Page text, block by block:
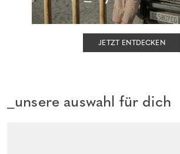
JETZT ENTDECKEN
_unsere auswahl für dich